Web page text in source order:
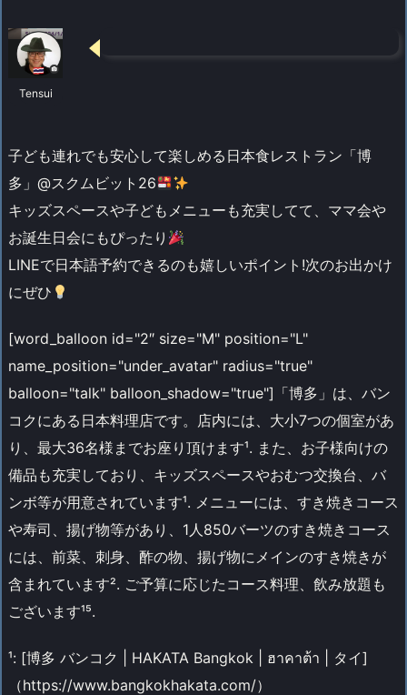
Tensui
子ども連れでも安心して楽しめる日本食レストラン「博
多」@スクムビット26
キッズスペースや子どもメニューも充実してて、ママ会や
お誕生日会にもぴったり
LINEで日本語予約できるのも嬉しいポイント!次のお出かけ
にぜひ
[word_balloon id="2″ size="M" position="L"
name_position="under_avatar" radius="true"
balloon="talk" balloon_shadow="true"]「博多」は、バン
コクにある日本料理店です。店内には、大小7つの個室があ
り、最大36名様までお座り頂けます¹. また、お子様向けの
備品も充実しており、キッズスペースやおむつ交換台、バ
ンボ等が用意されています¹. メニューには、すき焼きコース
や寿司、揚げ物等があり、1人850バーツのすき焼きコース
には、前菜、刺身、酢の物、揚げ物にメインのすき焼きが
含まれています². ご予算に応じたコース料理、飲み放題も
ございます¹⁵.
¹: [博多 バンコク | HAKATA Bangkok | ฮาคาต้า | タイ]
（https://www.bangkokhakata.com/）